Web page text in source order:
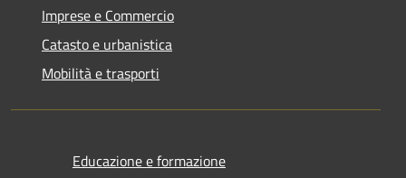
Imprese e Commercio
Catasto e urbanistica
Mobilità e trasporti
Educazione e formazione